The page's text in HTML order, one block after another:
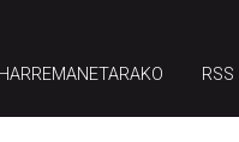
HARREMANETARAKO RSS